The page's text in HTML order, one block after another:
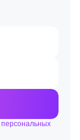
персональных